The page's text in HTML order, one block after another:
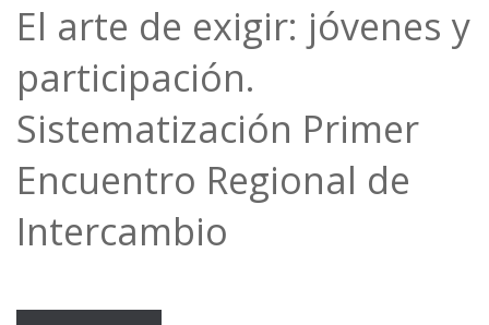
El arte de exigir: jóvenes y
participación.
Sistematización Primer
Encuentro Regional de
Intercambio